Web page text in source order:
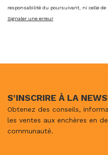
responsabilité du poursuivant, ni celle
Signaler une erreur
S'INSCRIRE À LA
Obtenez des conseils,
les ventes aux enchères en
communauté.